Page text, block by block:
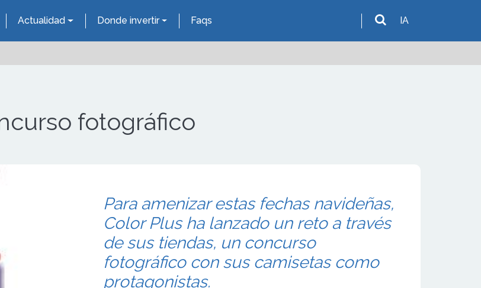
Actualidad Donde invertir Faqs IA
fotográfico
Para amenizar estas fechas navideñas,
Color Plus ha lanzado un reto a través
de sus tiendas, un concurso
fotográfico con sus camisetas como
protagonistas.